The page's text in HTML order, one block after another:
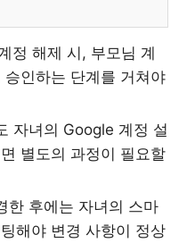
정 해제 시, 부모님 계
인하는 단계를 거쳐야
자녀의 Google 계정 설
별도의 과정이 필요할
한 후에는 자녀의 스마
해야 변경 사항이 정상